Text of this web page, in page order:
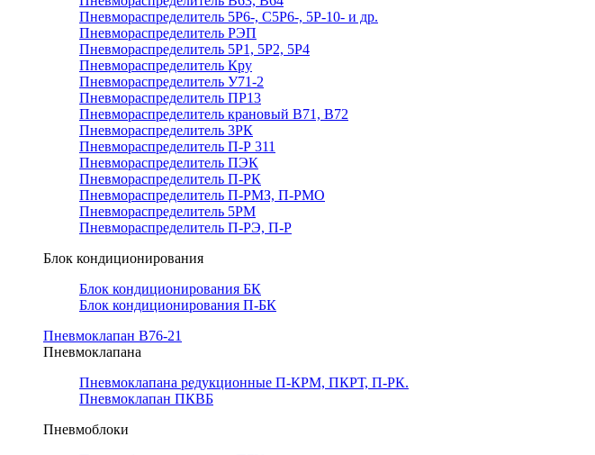
Пневмораспределитель 5Р6-, С5Р6-, 5Р-10- и др.
Пневмораспределитель РЭП
Пневмораспределитель 5Р1, 5Р2, 5Р4
Пневмораспределитель Кру
Пневмораспределитель У71-2
Пневмораспределитель ПР13
Пневмораспределитель крановый В71, В72
Пневмораспределитель 3РК
Пневмораспределитель П-Р 311
Пневмораспределитель ПЭК
Пневмораспределитель П-РК
Пневмораспределитель П-РМЗ, П-РМО
Пневмораспределитель 5РМ
Пневмораспределитель П-РЭ, П-Р
Блок кондиционирования
Блок кондиционирования БК
Блок кондиционирования П-БК
Пневмоклапан В76-21
Пневмоклапана
Пневмоклапана редукционные П-КРМ, ПКРТ, П-РК.
Пневмоклапан ПКВБ
Пневмоблоки